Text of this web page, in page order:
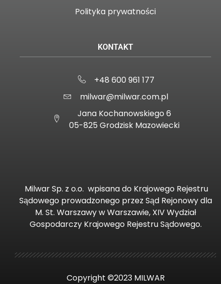
Polityka prywatności
KONTAKT
+48 600 961 177
milwar@milwar.com.pl
Jana Kochanowskiego 6
05-825 Grodzisk Mazowiecki
Milwar Sp. z o.o. wpisana do Krajowego Rejestru
Sądowego prowadzonego przez Sąd Rejonowy dla
M. St. Warszawy w Warszawie, XIV Wydział
Gospodarczy Krajowego Rejestru Sądowego.
Copyright ©2023 MILWAR